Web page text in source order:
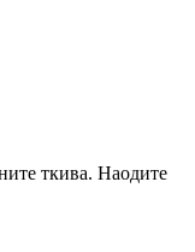
ткива. Наодите